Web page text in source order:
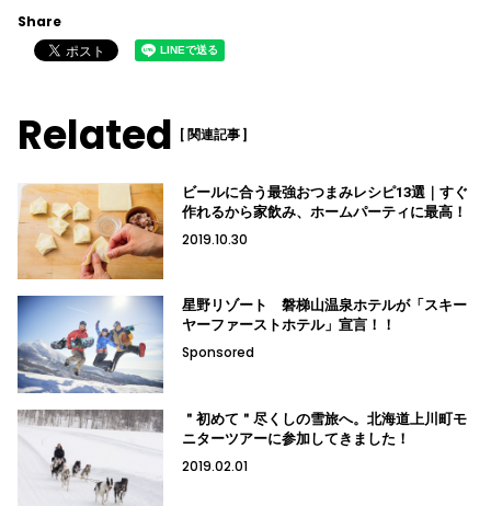
Share
Related [ 関連記事 ]
ビールに合う最強おつまみレシピ13選｜すぐ
作れるから家飲み、ホームパーティに最高！
2019.10.30
星野リゾート 磐梯山温泉ホテルが「スキー
ヤーファーストホテル」宣言！！
Sponsored
＂初めて＂尽くしの雪旅へ。北海道上川町モ
ニターツアーに参加してきました！
2019.02.01